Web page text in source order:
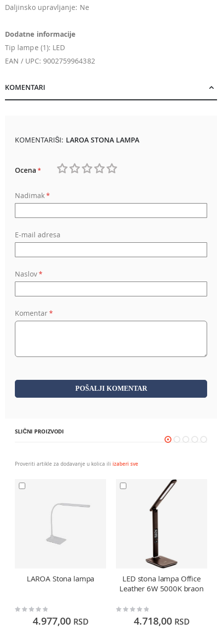
Daljinsko upravljanje: Ne
Dodatne informacije
Tip lampe (1): LED
EAN / UPC: 9002759964382
KOMENTARI
KOMENTARIŠI: LAROA STONA LAMPA
Ocena
Nadimak
E-mail adresa
Naslov
Komentar
POŠALJI KOMENTAR
SLIČNI PROIZVODI
Proveriti artikle za dodavanje u kolica ili izaberi sve
LAROA Stona lampa
Rating:
4.977,00 RSD
LED stona lampa Office
Leather 6W 5000K braon
Rating:
4.718,00 RSD